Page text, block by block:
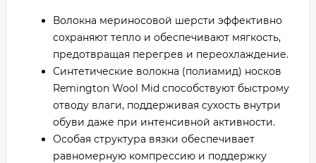
Волокна мериносовой шерсти эффективно
сохраняют тепло и обеспечивают мягкость,
предотвращая перегрев и переохлаждение.
Синтетические волокна (полиамид) носков
Remington Wool Mid способствуют быстрому
отводу влаги, поддерживая сухость внутри
обуви даже при интенсивной активности.
Особая структура вязки обеспечивает
равномерную компрессию и поддержку